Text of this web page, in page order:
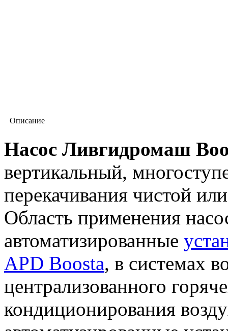
Описание
Насос Ливгидромаш
вертикальный,
перекачивания чистой
Область применения
автоматизированные
APD Boosta, в системах
централизованного
кондиционирования